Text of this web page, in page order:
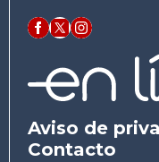
Aviso de
Contacto